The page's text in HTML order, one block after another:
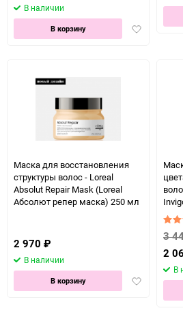
В наличии
Добавить
В корзину
Маска для восстановления
структуры волос - Loreal
Absolut Repair Mask (Loreal
Абсолют репер маска) 250 мл
2 970 ₽
В наличии
Добавить
В корзину
500
3
2
В